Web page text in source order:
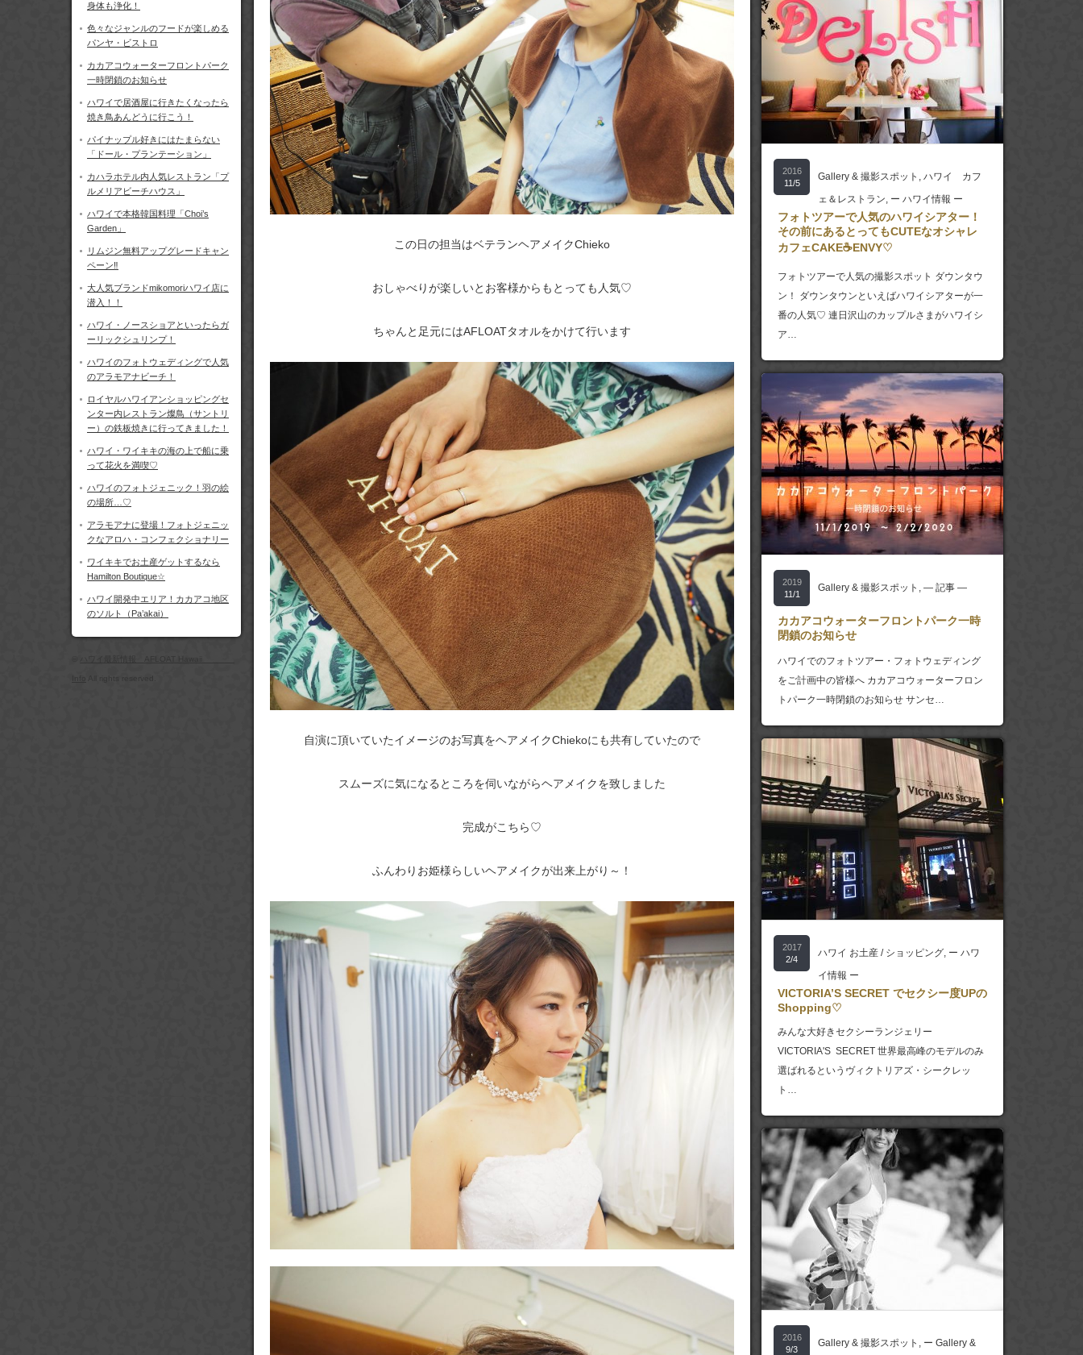
身体も浄化！
色々なジャンルのフードが楽しめる
パンヤ・ビストロ
カカアコウォーターフロントパーク
一時閉鎖のお知らせ
ハワイで居酒屋に行きたくなったら
焼き鳥あんどうに行こう！
パイナップル好きにはたまらない
「ドール・プランテーション」
カハラホテル内人気レストラン「プ
ルメリアビーチハウス」
ハワイで本格韓国料理「Choi’s
Garden」
リムジン無料アップグレードキャン
ペーン‼
大人気ブランドmikomoriハワイ店に
潜入！！
ハワイ・ノースショアといったらガ
ーリックシュリンプ！
ハワイのフォトウェディングで人気
のアラモアナビーチ！
ロイヤルハワイアンショッピングセ
ンター内レストラン燦鳥（サントリ
ー）の鉄板焼きに行ってきました！
ハワイ・ワイキキの海の上で船に乗
って花火を満喫♡
ハワイのフォトジェニック！羽の絵
の場所…♡
アラモアナに登場！フォトジェニッ
クなアロハ・コンフェクショナリー
ワイキキでお土産ゲットするなら
Hamilton Boutique☆
ハワイ開発中エリア！カカアコ地区
のソルト（Pa’akai）
この日の担当はベテランヘアメイクChieko
おしゃべりが楽しいとお客様からもとっても人気♡
ちゃんと足元にはAFLOATタオルをかけて行います
自演に頂いていたイメージのお写真をヘアメイクChiekoにも共有していたので
スムーズに気になるところを伺いながらヘアメイクを致しました
完成がこちら♡
ふんわりお姫様らしいヘアメイクが出来上がり～！
2016
11/5
Gallery & 撮影スポット , ハワイ カフ
ェ＆レストラン, ー ハワイ情報 ー
フォトツアーで人気のハワイシアター！
その前にあるとってもCUTEなオシャレ
カフェCAKE☕ENVY♡
フォトツアーで人気の撮影スポット ダウンタウ
ン！ ダウンタウンといえばハワイシアターが一
番の人気♡ 連日沢山のカップルさまがハワイシ
ア…
2019
11/1
Gallery & 撮影スポット , ― 記事 ―
カカアコウォーターフロントパーク一時
閉鎖のお知らせ
ハワイでのフォトツアー・フォトウェディング
をご計画中の皆様へ カカアコウォーターフロン
トパーク一時閉鎖のお知らせ サンセ…
2017
2/4
ハワイ お土産 / ショッピング, ー ハワ
イ情報 ー
VICTORIA’S SECRET でセクシー度UPの
Shopping♡
みんな大好きセクシーランジェリー
VICTORIA'S SECRET 世界最高峰のモデルのみ
選ばれるというヴィクトリアズ・シークレッ
ト…
2016
9/3
Gallery & 撮影スポット , ー Gallery &